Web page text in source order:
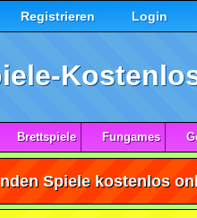
Registrieren Login
Brettspiele Fungames
Spiele kostenlos